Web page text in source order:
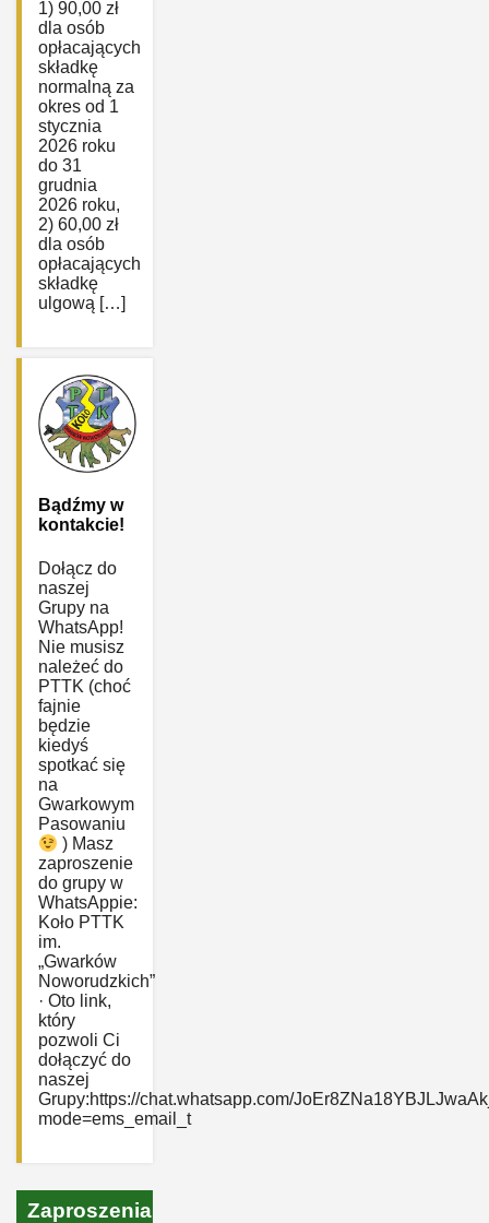
1) 90,00 zł
dla osób
opłacających
składkę
normalną za
okres od 1
stycznia
2026 roku
do 31
grudnia
2026 roku,
2) 60,00 zł
dla osób
opłacających
składkę
ulgową […]
Bądźmy w
kontakcie!
Dołącz do
naszej
Grupy na
WhatsApp!
Nie musisz
należeć do
PTTK (choć
fajnie
będzie
kiedyś
spotkać się
na
Gwarkowym
Pasowaniu
) Masz
zaproszenie
do grupy w
WhatsAppie:
‎Koło PTTK
im.
„Gwarków
Noworudzkich”
· Oto link,
który
pozwoli Ci
dołączyć do
naszej
Grupy:https://chat.whatsapp.com/
mode=ems_email_t
Zaproszenia